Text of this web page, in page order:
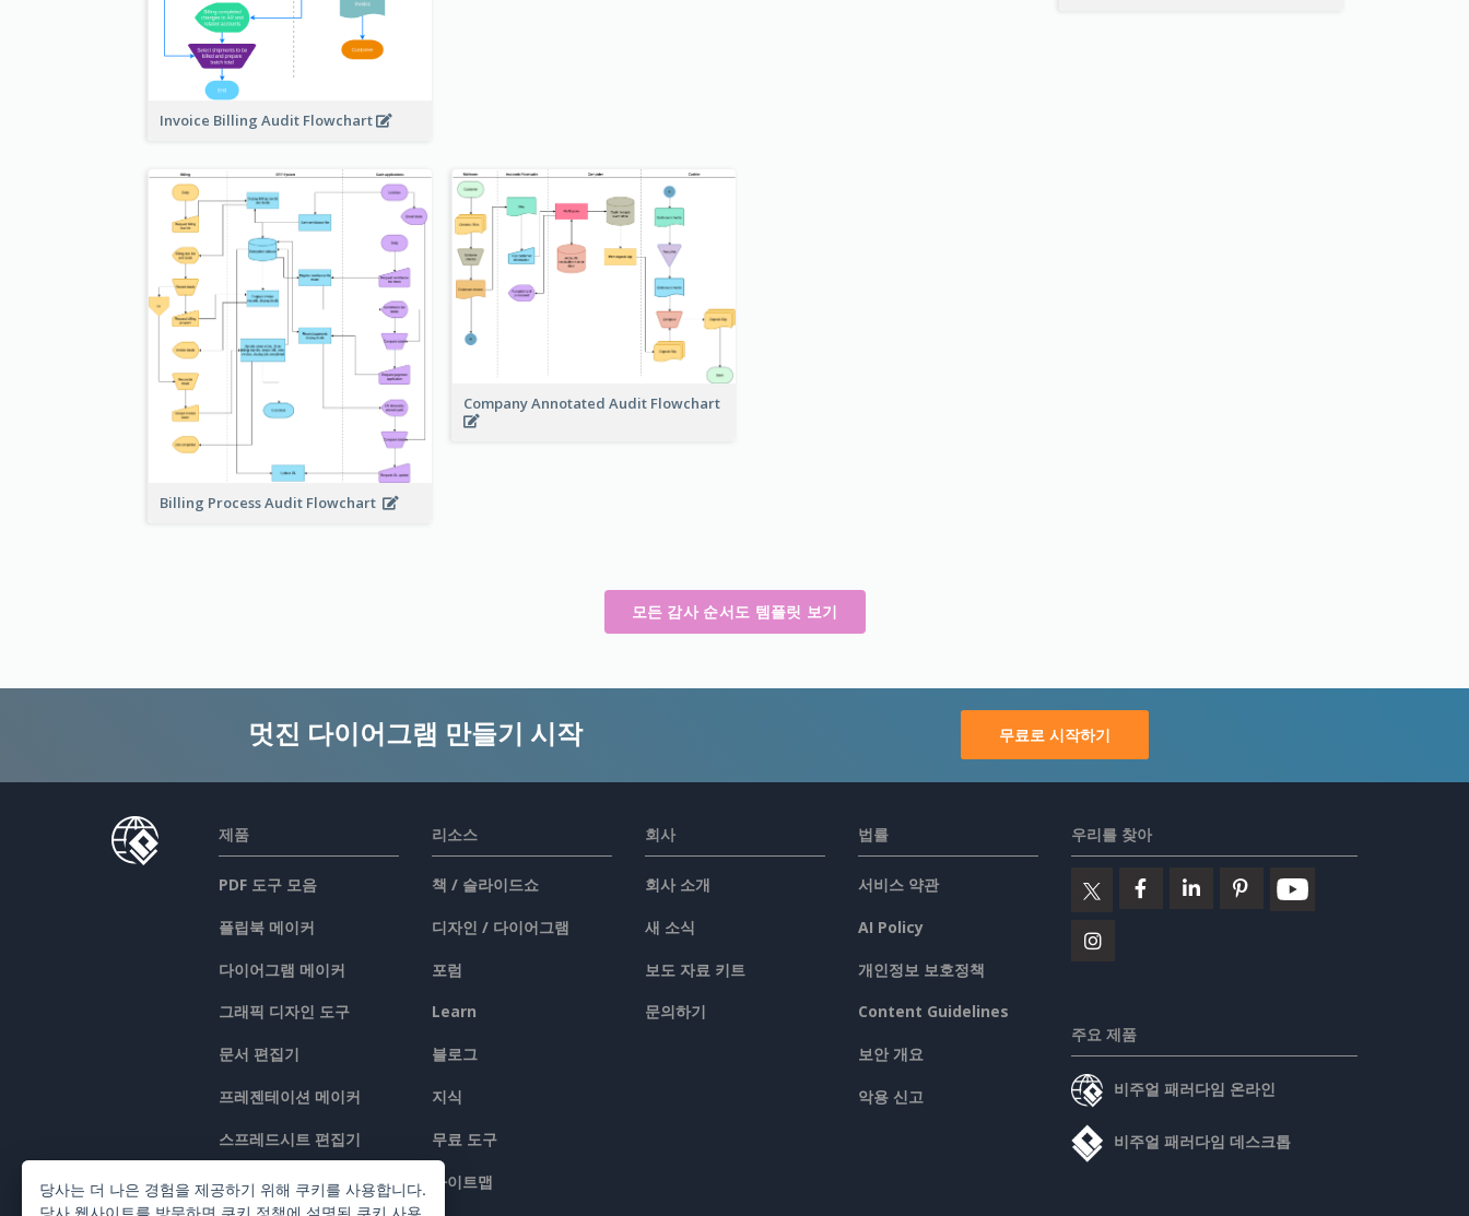
Invoice Billing Audit Flowchart
Billing Process Audit Flowchart
Company Annotated Audit Flowchart
모든 감사 순서도 템플릿 보기
멋진 다이어그램 만들기 시작 무료로 시작하기
제품
PDF 도구 모음
플립북 메이커
다이어그램 메이커
그래픽 디자인 도구
문서 편집기
프레젠테이션 메이커
스프레드시트 편집기
가격 책정
리소스
책 / 슬라이드쇼
디자인 / 다이어그램
포럼
Learn
블로그
지식
무료 도구
사이트맵
회사
회사 소개
새 소식
보도 자료 키트
문의하기
법률
서비스 약관
AI Policy
개인정보 보호정책
Content Guidelines
보안 개요
악용 신고
우리를 찾아
주요 제품
비주얼 패러다임 온라인
비주얼 패러다임 데스크톱
당사는 더 나은 경험을 제공하기 위해 쿠키를 사용합니다.